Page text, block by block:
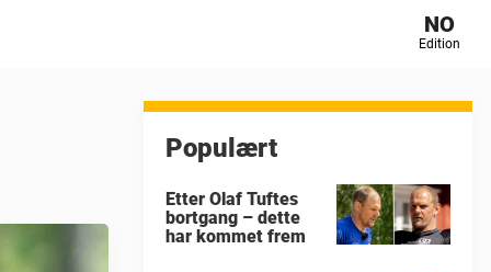
NO
Edition
Populært
Etter Olaf Tuftes
bortgang – dette
har kommet frem